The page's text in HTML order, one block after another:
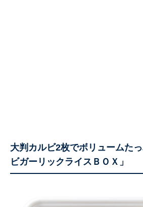
大判カルビ2枚でボリュームた
ビガーリックライスＢＯＸ」